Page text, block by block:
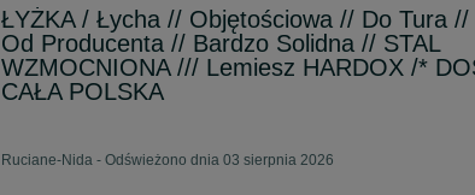
ŁYŻKA / Łycha // Objętościowa // Do Tura
Od Producenta // Bardzo Solidna // STAL
WZMOCNIONA /// Lemiesz HARDOX /*
CAŁA POLSKA
Ruciane-Nida - Odświeżono dnia 03 sierpnia 2026